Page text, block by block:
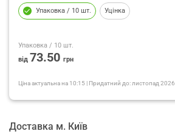
Упаковка / 10 шт. Уцінка
Упаковка / 10 шт.
від 73.50 грн
Ціна актуальна на 10:15 | Придатний до: листопад 2026
Доставка м. Київ